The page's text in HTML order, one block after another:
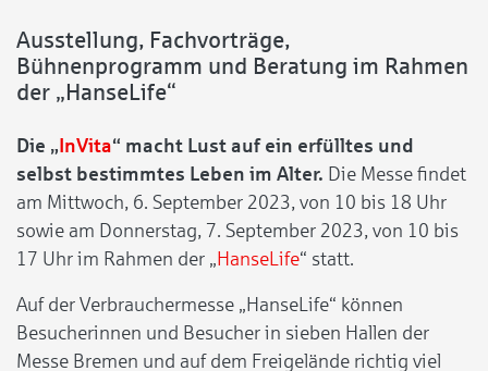
Ausstellung, Fachvorträge,
Bühnenprogramm und Beratung im Rahmen
der „HanseLife“
Die „InVita“ macht Lust auf ein erfülltes und
selbst bestimmtes Leben im Alter. Die Messe findet
am Mittwoch, 6. September 2023, von 10 bis 18 Uhr
sowie am Donnerstag, 7. September 2023, von 10 bis
17 Uhr im Rahmen der „HanseLife“ statt.
Auf der Verbrauchermesse „HanseLife“ können
Besucherinnen und Besucher in sieben Hallen der
Messe Bremen und auf dem Freigelände richtig viel